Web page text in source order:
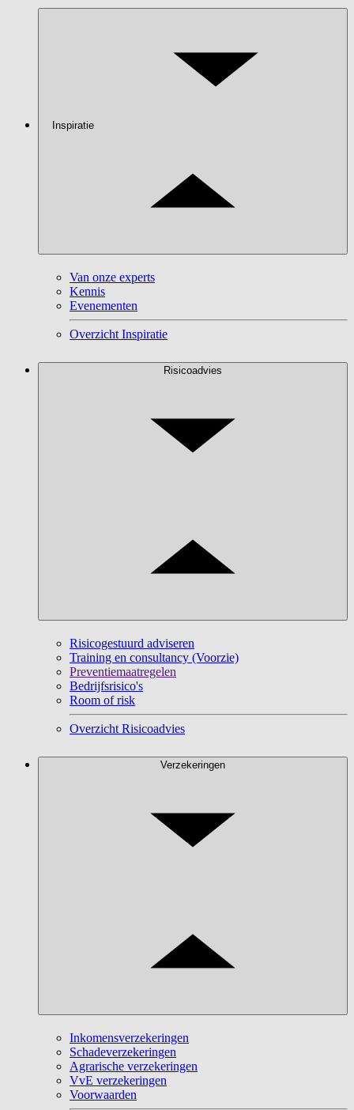
Inspiratie
Van onze experts
Kennis
Evenementen
Overzicht Inspiratie
Risicoadvies
Risicogestuurd adviseren
Training en consultancy (Voorzie)
Preventiemaatregelen
Bedrijfsrisico's
Room of risk
Overzicht Risicoadvies
Verzekeringen
Inkomensverzekeringen
Schadeverzekeringen
Agrarische verzekeringen
VvE verzekeringen
Voorwaarden